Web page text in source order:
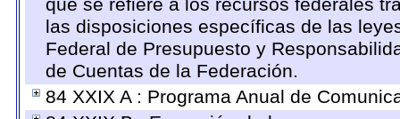
que se refiere a los recursos federales
las disposiciones específicas de las
Federal de Presupuesto y
de Cuentas de la Federación.
84 XXIX A : Programa Anual de